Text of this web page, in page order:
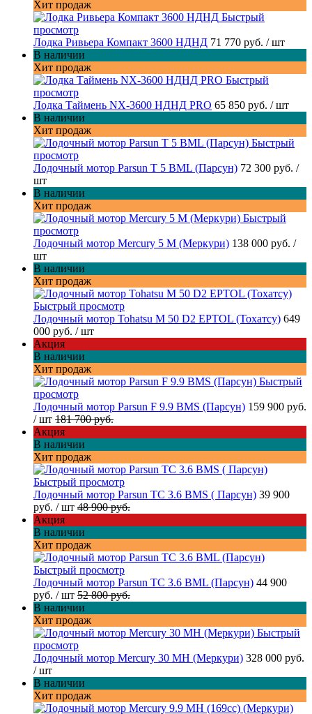
Хит продаж
Быстрый
просмотр
Лодка Ривьера Компакт 3600 НДНД 71 770 руб. / шт
В наличии
Хит продаж
Быстрый
просмотр
Лодка Таймень NX-3600 НДНД PRO 65 850 руб. / шт
В наличии
Хит продаж
Быстрый
просмотр
Лодочный мотор Parsun T 5 BML (Парсун) 72 300 руб. /
шт
В наличии
Хит продаж
Быстрый
просмотр
Лодочный мотор Mercury 5 M (Меркури) 138 000 руб. /
шт
В наличии
Хит продаж
Быстрый просмотр
Лодочный мотор Tohatsu M 50 D2 EPTOL (Тохатсу) 649
000 руб. / шт
Акция
В наличии
Хит продаж
Быстрый
просмотр
Лодочный мотор Parsun F 9.9 BMS (Парсун) 159 900 руб.
/ шт 181 700 руб.
Акция
В наличии
Хит продаж
Быстрый просмотр
Лодочный мотор Parsun TC 3.6 BMS ( Парсун) 39 900
руб. / шт 48 900 руб.
Акция
В наличии
Хит продаж
Быстрый просмотр
Лодочный мотор Parsun TC 3.6 BML (Парсун) 44 900
руб. / шт 52 800 руб.
В наличии
Хит продаж
Быстрый
просмотр
Лодочный мотор Mercury 30 MH (Меркури) 328 000 руб.
/ шт
В наличии
Хит продаж